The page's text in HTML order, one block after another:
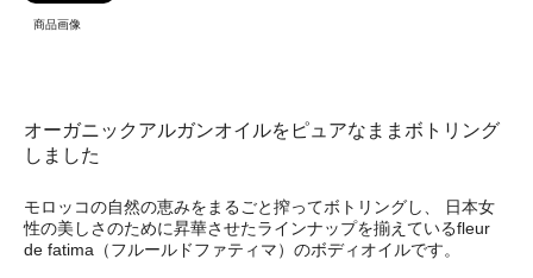
商品画像
オーガニックアルガンオイルをピュアなままボトリング
しました
モロッコの自然の恵みをまるごと搾ってボトリングし、 日本女
性の美しさのために昇華させたラインナップを揃えているfleur
de fatima（フルールドファティマ）のボディオイルです。